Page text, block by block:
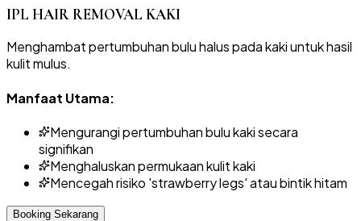
IPL HAIR REMOVAL KAKI
Menghambat pertumbuhan bulu halus pada kaki untuk hasil
kulit mulus.
Manfaat Utama:
Mengurangi pertumbuhan bulu kaki secara
signifikan
Menghaluskan permukaan kulit kaki
Mencegah risiko 'strawberry legs' atau bintik hitam
Booking Sekarang